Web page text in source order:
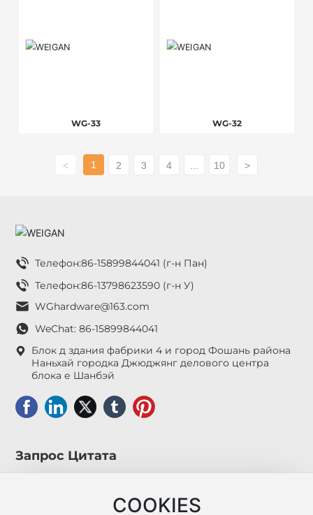
WG-33 WG-32
< 1 2 3 4 10 >
COOKIES
Телефон:86-15899844041 (г-н Пан)
Телефон:86-13798623590 (г-н У)
WGhardware@163.com
WeChat: 86-15899844041
Блок д здания фабрики 4 и город Фошань района
Наньхай городка Джюджянг делового центра
блока е Шанбэй
Запрос Цитата